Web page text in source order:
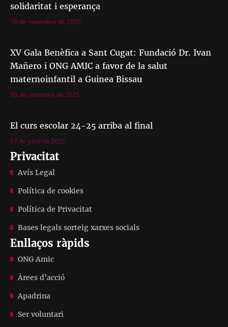
solidaritat i esperança
18 de novembre de 2025
XV Gala Benèfica a Sant Cugat: Fundació Dr. Ivan
Mañero i ONG AMIC a favor de la salut
maternoinfantil a Guinea Bissau
30 de setembre de 2025
El curs escolar 24-25 arriba al final
17 de juliol de 2025
Privacitat
Avís Legal
Política de cookies
Política de Privacitat
Bases legals sorteig xarxes socials
Enllaços ràpids
ONG Amic
Àrees d’acció
Apadrina
Ser voluntari